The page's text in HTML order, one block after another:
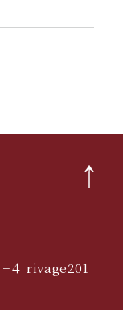
４ rivage201